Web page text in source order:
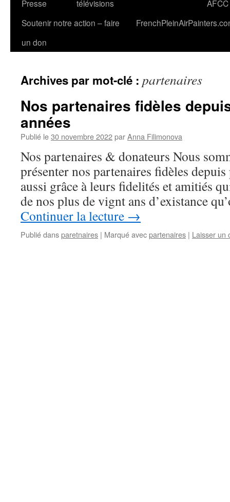
Presse
télévisions
AFCC
Soutenir notre action – faire
un don
Archives par mot-clé : partenaires
Nos partenaires fidèles
années
Publié le30 novembre 2022parAnna Filimonova
Nos partenaires & donateurs Nous
présenter nos partenaires fidèles depuis
aussi grâce à leurs fidelités et amitiés
de nos plus de vignt ans d’existance
Continuer la lecture →
Publié dansparetnaires | Marqué avecpartenaires | Laisser un